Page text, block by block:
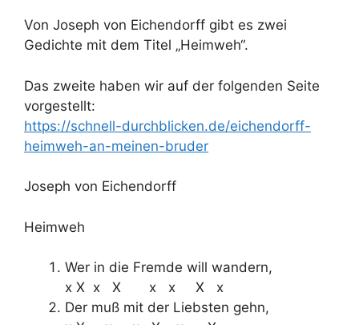
Von Joseph von Eichendorff gibt es zwei
Gedichte mit dem Titel „Heimweh“.
Das zweite haben wir auf der folgenden Seite
vorgestellt:
https://schnell-durchblicken.de/eichendorff-
heimweh-an-meinen-bruder
Joseph von Eichendorff
Heimweh
Wer in die Fremde will wandern,
x X x X x x X x
Der muß mit der Liebsten gehn,